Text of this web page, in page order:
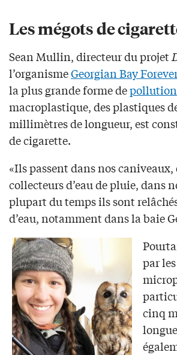
Les mégots de
Sean Mullin, directeur du projet
l’organismeGeorgian Bay Forever
la plus grande forme depollution
macroplastique, des plastiques
millimètres de longueur, est
de cigarette.
«Ils passent dans nos caniveaux,
collecteurs d’eau de pluie, dans
plupart du temps ils sont
d’eau, notamment dans la baie
par les
cinq